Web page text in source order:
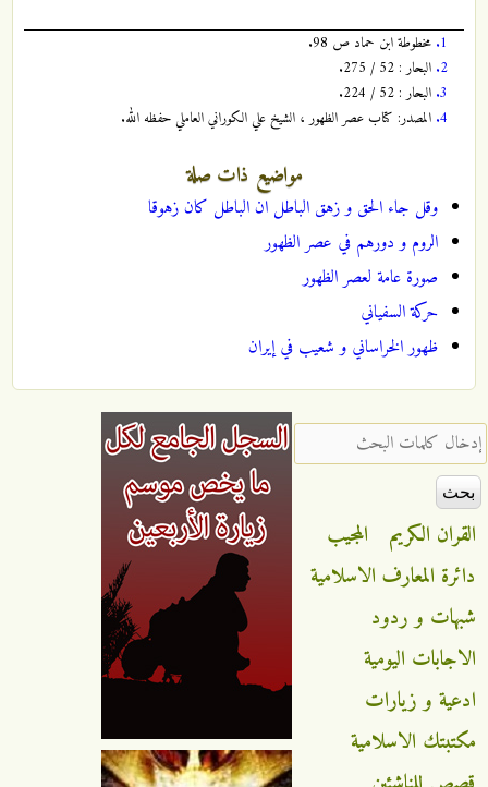
1. مخطوطة ابن حماد ص 98.
2. البحار : 52 / 275.
3. البحار : 52 / 224.
4. المصدر: كتاب عصر الظهور ، الشيخ علي الكوراني العاملي حفظه الله.
مواضيع ذات صلة
وقل جاء الحق و زهق الباطل ان الباطل كان زهوقا
الروم و دورهم في عصر الظهور
صورة عامة لعصر الظهور
حركة السفياني
ظهور الخراساني و شعيب في إيران
‏إدخال كلمات البحث ‏
القران الكريم
المجيب
دائرة المعارف الاسلامية
شبهات و ردود
الاجابات اليومية
ادعية و زيارات
مكتبتك الاسلامية